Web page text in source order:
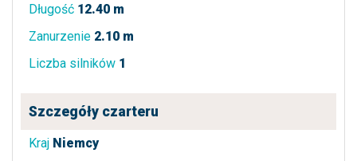
Długość 12.40 m
Zanurzenie 2.10 m
Liczba silników 1
Szczegóły czarteru
Kraj Niemcy